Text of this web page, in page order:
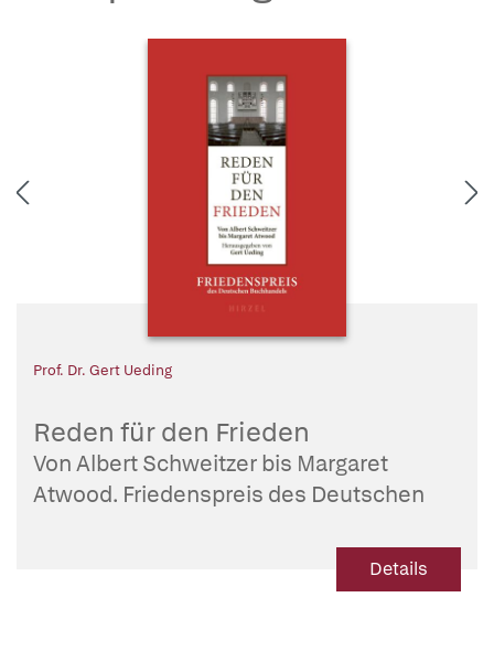
Prof. Dr. Gert Ueding
Reden für den Frieden
Von Albert Schweitzer bis Margaret
Atwood. Friedenspreis des Deutschen
Details